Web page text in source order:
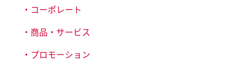
・コーポレート
・商品・サービス
・プロモーション